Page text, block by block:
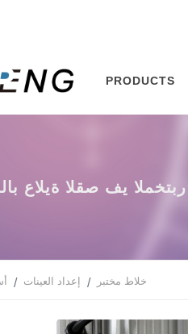
PRODUCTS
آلة الاستحلاب عالية القص
إعداد العينات خلاط مختبر